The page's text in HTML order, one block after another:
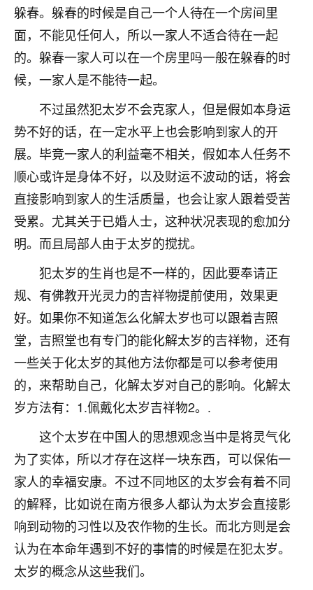
躲春。躲春的时候是自己一个人待在一个房间里
面，不能见任何人，所以一家人不适合待在一起
的。躲春一家人可以在一个房里吗一般在躲春的时
候，一家人是不能待一起。
不过虽然犯太岁不会克家人，但是假如本身运
势不好的话，在一定水平上也会影响到家人的开
展。毕竟一家人的利益毫不相关，假如本人任务不
顺心或许是身体不好，以及财运不波动的话，将会
直接影响到家人的生活质量，也会让家人跟着受苦
受累。尤其关于已婚人士，这种状况表现的愈加分
明。而且局部人由于太岁的搅扰。
犯太岁的生肖也是不一样的，因此要奉请正
规、有佛教开光灵力的吉祥物提前使用，效果更
好。如果你不知道怎么化解太岁也可以跟着吉照
堂，吉照堂也有专门的能化解太岁的吉祥物，还有
一些关于化太岁的其他方法你都是可以参考使用
的，来帮助自己，化解太岁对自己的影响。化解太
岁方法有：1.佩戴化太岁吉祥物2。.
这个太岁在中国人的思想观念当中是将灵气化
为了实体，所以才存在这样一块东西，可以保佑一
家人的幸福安康。不过不同地区的太岁会有着不同
的解释，比如说在南方很多人都认为太岁会直接影
响到动物的习性以及农作物的生长。而北方则是会
认为在本命年遇到不好的事情的时候是在犯太岁。
太岁的概念从这些我们。
我是公司人事调整，有升迁机会，但同时竞争的我们
三个，找老师的时候是抱着侥幸心理，没想到老师看
着我晋升有望，我半信半疑的按照老师建议，做了化
太岁还有一个发钱粮，本来年前的人事调整，拖到年
后，我以为都没戏了，结果开年一上班，开会提拔升
职第一个就是我，职务无所谓，主要是底薪加了
3000，非常开心，无论如何，感恩感谢！🙏🏻
鹿森：恭喜升职加薪！！，请客吗？�
12小时前 来自北京
心心相印
我身体不太好，总是病病殃殃的，去检查又没什么大
问题，反正就是不舒服。中医西医看遍了，找不到问
题，后来无意中看到有人推荐慧来老师，跟老师聊过
之后，心情豁然开朗，也听老师建议，处理了一些因
果问题。今年以来，身体比以前好多，主要是心情好
了，老师说境随心转，现在深有体会了。
鹿森：是的，其实跟老师聊过之后，最大的感
触，首先就是心态会变好，万般皆是命，半点
不由人！
1天前 来自四川
金白水清
我也想找老师看看，有没有人给个联系方式的啊？
鹿森：慧来老师微信：gjsy0624
12
青春168
我也想要，我也想要！